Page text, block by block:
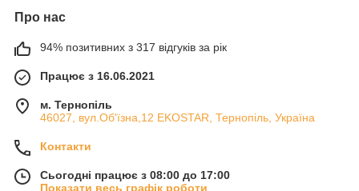
Про нас
94% позитивних з 317 відгуків за рік
Працює з 16.06.2021
м. Тернопіль
46027, вул.Об'їзна,12 EKOSTAR, Тернопіль, Україна
Контакти
Сьогодні працює з 08:00 до 17:00
Показати весь графік роботи